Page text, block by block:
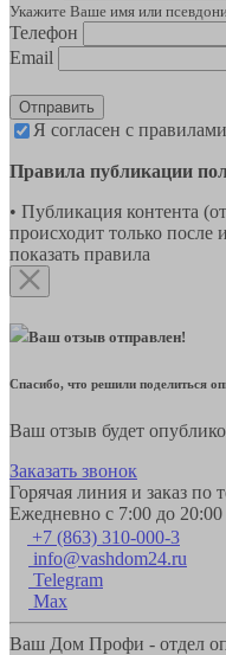
Укажите Ваше имя или
Телефон
Email
Отправить
Я согласен с
Правила публикации
• Публикация контента
происходит только после
показать правила
Ваш отзыв отправлен!
Спасибо, что решили поделиться
Ваш отзыв будет
Заказать звонок
Горячая линия и заказ по
Ежедневно с 7:00 до 20:00
+7 (863) 310-000-3
info@vashdom24.ru
Telegram
Max
Ваш Дом Профи - отдел